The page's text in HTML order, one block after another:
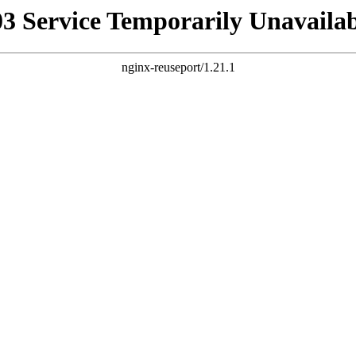
Service Temporarily
nginx-reuseport/1.21.1